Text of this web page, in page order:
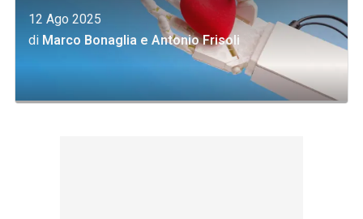
12 Ago 2025
di Marco Bonaglia e Antonio Frisoli